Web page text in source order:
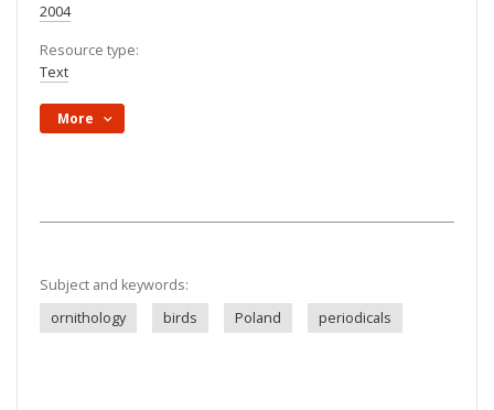
2004
Resource type:
Text
More
Subject and keywords:
ornithology
birds Poland periodicals